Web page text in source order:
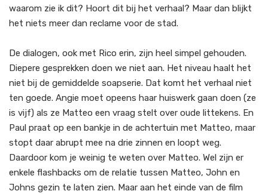
waarom zie ik dit? Hoort dit bij het verhaal? Maar dan blijkt
het niets meer dan reclame voor de stad.
De dialogen, ook met Rico erin, zijn heel simpel gehouden.
Diepere gesprekken doen we niet aan. Het niveau haalt het
niet bij de gemiddelde soapserie. Dat komt het verhaal niet
ten goede. Angie moet opeens haar huiswerk gaan doen (ze
is vijf) als ze Matteo een vraag stelt over oude littekens. En
Paul praat op een bankje in de achtertuin met Matteo, maar
stopt daar abrupt mee na drie zinnen en loopt weg.
Daardoor kom je weinig te weten over Matteo. Wel zijn er
enkele flashbacks om de relatie tussen Matteo, John en
Johns gezin te laten zien. Maar aan het einde van de film